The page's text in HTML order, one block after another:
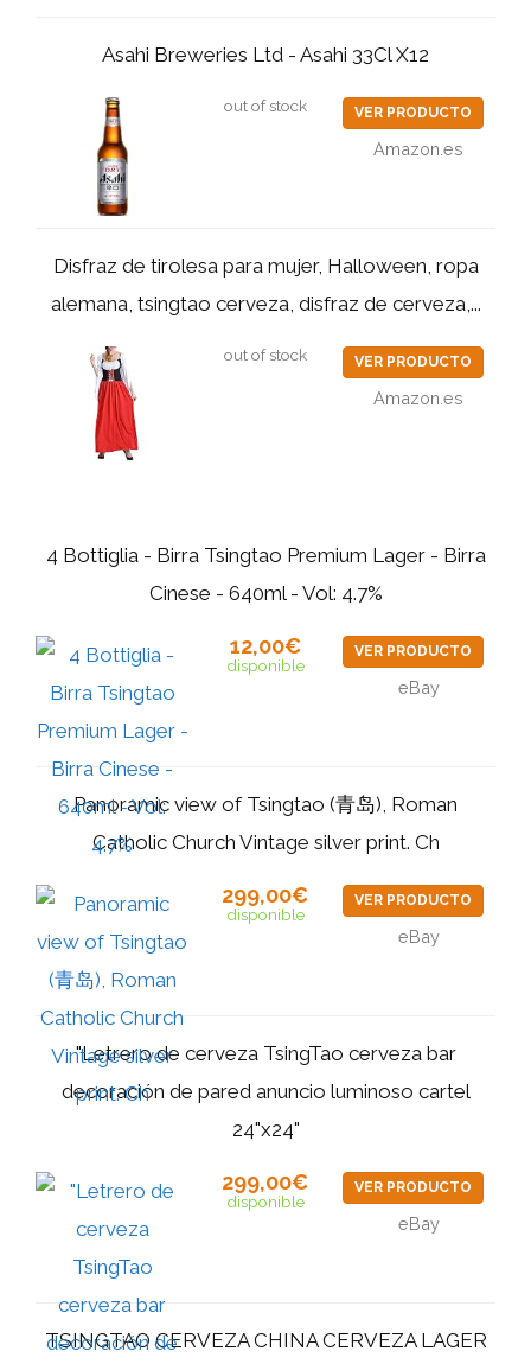
Asahi Breweries Ltd - Asahi 33Cl X12
out of stock VER PRODUCTO
Amazon.es
Disfraz de tirolesa para mujer, Halloween, ropa
alemana, tsingtao cerveza, disfraz de cerveza,...
out of stock VER PRODUCTO
Amazon.es
4 Bottiglia - Birra Tsingtao Premium Lager - Birra
Cinese - 640ml - Vol: 4.7%
12,00€
disponible
VER PRODUCTO
eBay
Panoramic view of Tsingtao (青岛), Roman
Catholic Church Vintage silver print. Ch
299,00€
disponible
VER PRODUCTO
eBay
"Letrero de cerveza TsingTao cerveza bar
decoración de pared anuncio luminoso cartel
24"x24"
299,00€
disponible
VER PRODUCTO
eBay
TSINGTAO CERVEZA CHINA CERVEZA LAGER